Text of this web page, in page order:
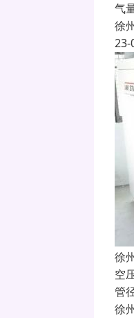
气
徐
23-
徐
空
管
徐